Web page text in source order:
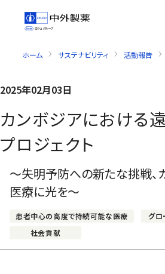
ホーム サステナビリティ 活動報告
2025年02月03日
カンボジアにおける
プロジェクト
～失明予防への新たな挑戦、
医療に光を～
患者中心の高度で持続可能な医療
グロ
社会貢献